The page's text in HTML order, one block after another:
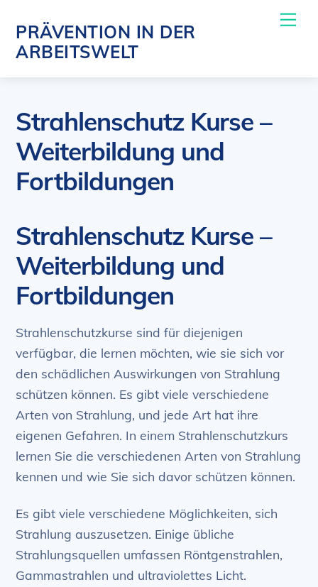
content
PRÄVENTION IN DER
ARBEITSWELT
Strahlenschutz Kurse –
Weiterbildung und
Fortbildungen​
Strahlenschutz Kurse –
Weiterbildung und
Fortbildungen​
Strahlenschutzkurse sind für diejenigen
verfügbar, die lernen möchten, wie sie sich vor
den schädlichen Auswirkungen von Strahlung
schützen können. Es gibt viele verschiedene
Arten von Strahlung, und jede Art hat ihre
eigenen Gefahren. In einem Strahlenschutzkurs
lernen Sie die verschiedenen Arten von Strahlung
kennen und wie Sie sich davor schützen können.
Es gibt viele verschiedene Möglichkeiten, sich
Strahlung auszusetzen. Einige übliche
Strahlungsquellen umfassen Röntgenstrahlen,
Gammastrahlen und ultraviolettes Licht.